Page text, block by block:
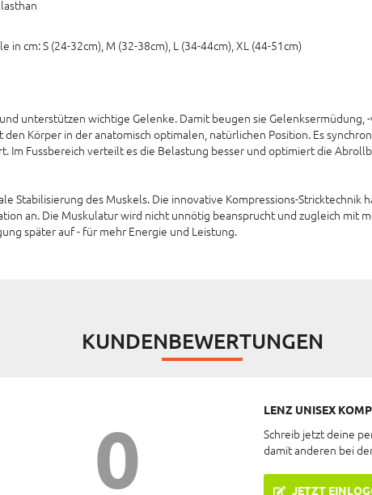
cm: S (24-32cm), M (32-38cm), L (34-44cm), XL (44-51cm)
unterstützen wichtige Gelenke. Damit beugen sie Gelenksermüdung,
den Körper in der anatomisch optimalen, natürlichen Position. Es
Im Fussbereich verteilt es die Belastung besser und optimiert die
Stabilisierung des Muskels. Die innovative Kompressions-Stricktechnik
an. Die Muskulatur wird nicht unnötig beansprucht und zugleich mit
später auf - für mehr Energie und Leistung.
KUNDENBEWERTUNGEN
0
LENZ UNISEX
Schreib jetzt deine
damit anderen bei
JETZT